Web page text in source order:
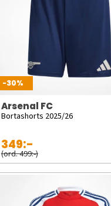
-30%
Arsenal FC
Bortashorts 2025/26
349:-
(ord. 499:-)